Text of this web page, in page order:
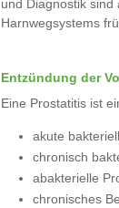
und Diagnostik
Harnwegsystems
Entzündung der
Eine Prostatitis ist
akute
chronisch
abakterielle
chronisches